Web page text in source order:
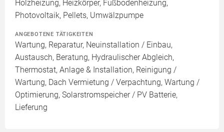
Holzheizung, Heizkörper, Fußbodenheizung,
Photovoltaik, Pellets, Umwälzpumpe
ANGEBOTENE TÄTIGKEITEN
Wartung, Reparatur, Neuinstallation / Einbau,
Austausch, Beratung, Hydraulischer Abgleich,
Thermostat, Anlage & Installation, Reinigung /
Wartung, Dach Vermietung / Verpachtung, Wartung /
Optimierung, Solarstromspeicher / PV Batterie,
Lieferung